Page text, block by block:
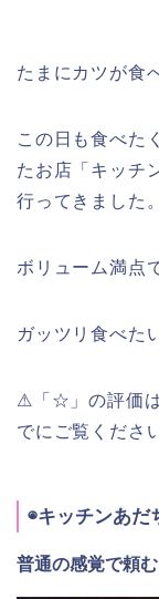
たまにカツが食
この日も食べた
たお店「キッチ
行ってきました。
ボリューム満点
ガッツリ食べた
⚠︎「☆」の評価は
でにご覧くださ
◉キッチンあ
普通の感覚で頼